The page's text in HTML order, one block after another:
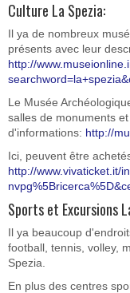
Culture La Spezia:
Il ya de nombreux
présents avec leur
http://
Le Musée
salles de monuments
d'informations: http://
Ici, peuvent être
http://www.vivaticket.it/
Sports et Excursions
Il ya beaucoup
football, tennis, volley,
Spezia.
En plus des centres